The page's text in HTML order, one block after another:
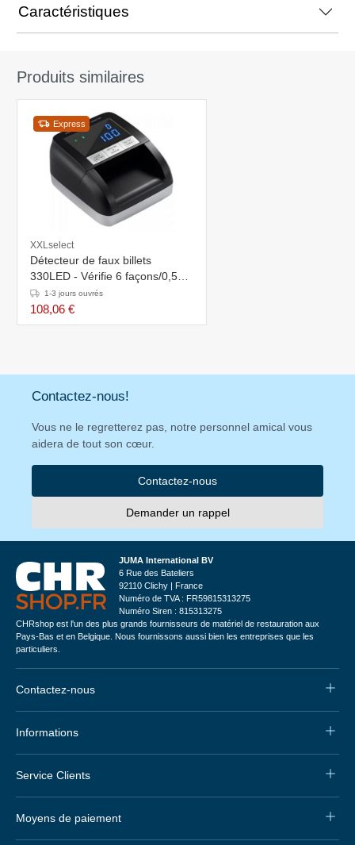
Caractéristiques
Produits similaires
Express
XXLselect
Détecteur de faux billets
330LED - Vérifie 6 façons/0,5
seconde - Ecran LED
1-3 jours ouvrés
108,06 €
Contactez-nous!
Vous ne le regretterez pas, notre personnel amical vous
aidera de tout son cœur.
Contactez-nous
Demander un rappel
JUMA International BV
6 Rue des Bateliers
92110 Clichy | France
Numéro de TVA : FR59815313275
Numéro Siren : 815313275
CHRshop est l'un des plus grands fournisseurs de matériel de restauration aux
Pays-Bas et en Belgique. Nous fournissons aussi bien les entreprises que les
particuliers.
Contactez-nous
Informations
Service Clients
Moyens de paiement